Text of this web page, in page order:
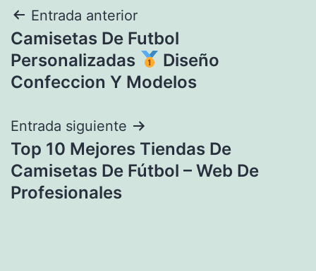
Navegación
de
entradas
Entrada anterior
Camisetas De Futbol
Personalizadas
Diseño
Confeccion Y Modelos
Entrada siguiente
Top 10 Mejores Tiendas De
Camisetas De Fútbol – Web De
Profesionales